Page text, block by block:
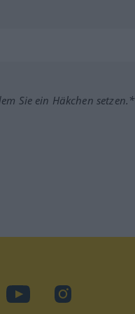
Sie ein Häkchen setzen.*
YouTubeInstagram